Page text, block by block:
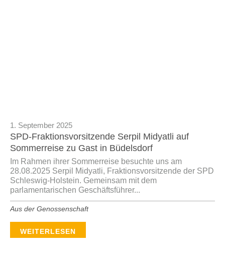
1. September 2025
SPD-Fraktionsvorsitzende Serpil Midyatli auf
Sommerreise zu Gast in Büdelsdorf
Im Rahmen ihrer Sommerreise besuchte uns am
28.08.2025 Serpil Midyatli, Fraktionsvorsitzende der SPD
Schleswig-Holstein. Gemeinsam mit dem
parlamentarischen Geschäftsführer...
Aus der Genossenschaft
WEITERLESEN